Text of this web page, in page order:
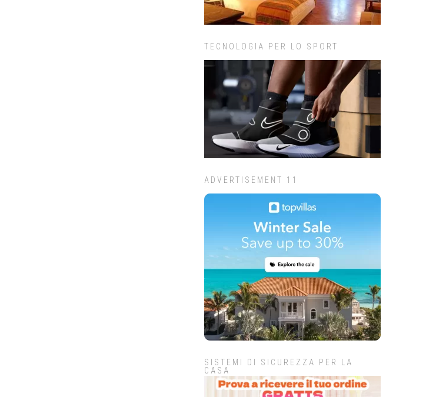
TECNOLOGIA PER LO SPORT
ADVERTISEMENT 11
SISTEMI DI SICUREZZA PER LA
CASA